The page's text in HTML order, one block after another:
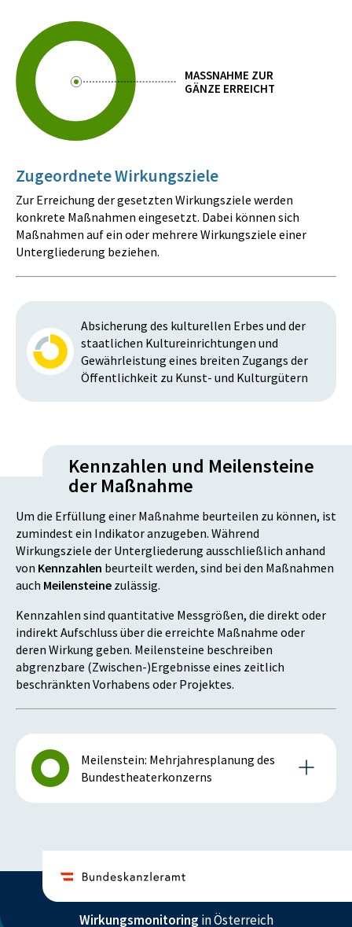
MASSNAHME ZUR
GÄNZE ERREICHT
Zugeordnete Wirkungsziele
Zur Erreichung der gesetzten Wirkungsziele werden
konkrete Maßnahmen eingesetzt. Dabei können sich
Maßnahmen auf ein oder mehrere Wirkungsziele einer
Untergliederung beziehen.
Absicherung des kulturellen Erbes und der
staatlichen Kultureinrichtungen und
Gewährleistung eines breiten Zugangs der
Öffentlichkeit zu Kunst- und Kulturgütern
Kennzahlen und Meilensteine
der Maßnahme
Um die Erfüllung einer Maßnahme beurteilen zu können, ist
zumindest ein Indikator anzugeben. Während
Wirkungsziele der Untergliederung ausschließlich anhand
von Kennzahlen beurteilt werden, sind bei den Maßnahmen
auch Meilensteine zulässig.
Kennzahlen sind quantitative Messgrößen, die direkt oder
indirekt Aufschluss über die erreichte Maßnahme oder
deren Wirkung geben. Meilensteine beschreiben
abgrenzbare (Zwischen-)Ergebnisse eines zeitlich
beschränkten Vorhabens oder Projektes.
Meilenstein: Mehrjahresplanung des
Bundestheaterkonzerns
2022
Wirkungsmonitoring in Österreich